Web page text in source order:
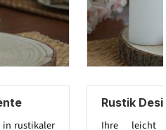
in rustikaler
Rustik
Ihre leicht